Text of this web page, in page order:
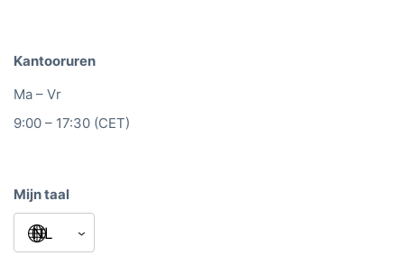
Kantooruren
Ma – Vr
9:00 – 17:30 (CET)
Mijn taal